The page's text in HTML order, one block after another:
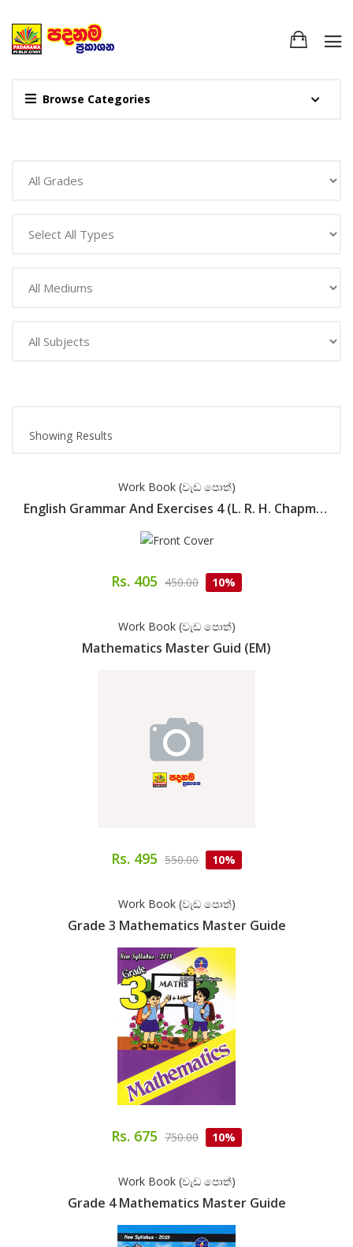
Browse Categories
Showing Results
Work Book (වැඩ පොත්)
English Grammar And Exercises 4 (L. R. H. Chapman)
Rs. 405 450.00 10%
Work Book (වැඩ පොත්)
Mathematics Master Guid (EM)
Rs. 495 550.00 10%
Work Book (වැඩ පොත්)
Grade 3 Mathematics Master Guide
Rs. 675 750.00 10%
Work Book (වැඩ පොත්)
Grade 4 Mathematics Master Guide